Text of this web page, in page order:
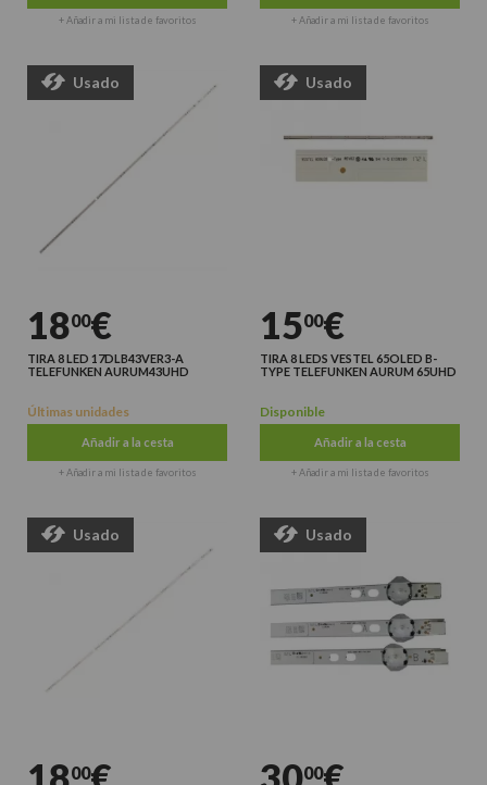
+ Añadir a mi lista de favoritos + Añadir a mi lista de favoritos
Usado
1800€
TIRA 8 LED 17DLB43VER3-A
TELEFUNKEN AURUM43UHD
Últimas unidades
Añadir a la cesta
+ Añadir a mi lista de favoritos
Usado
1500€
TIRA 8 LEDS VESTEL 65OLED B-
TYPE TELEFUNKEN AURUM 65UHD
Disponible
Añadir a la cesta
+ Añadir a mi lista de favoritos
Usado
00
Usado
00